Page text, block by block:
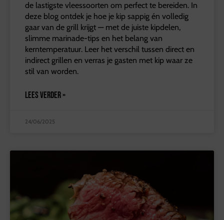
de lastigste vleessoorten om perfect te bereiden. In
deze blog ontdek je hoe je kip sappig én volledig
gaar van de grill krijgt — met de juiste kipdelen,
slimme marinade-tips en het belang van
kerntemperatuur. Leer het verschil tussen direct en
indirect grillen en verras je gasten met kip waar ze
stil van worden.
LEES VERDER »
24/06/2025